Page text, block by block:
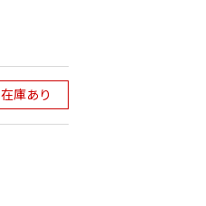
在庫あり